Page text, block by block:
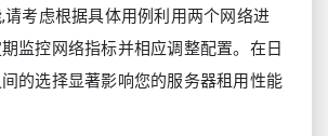
请考虑根据具体用例利用两个网络进
监控网络指标并相应调整配置。在日
的选择显著影响您的服务器租用性能